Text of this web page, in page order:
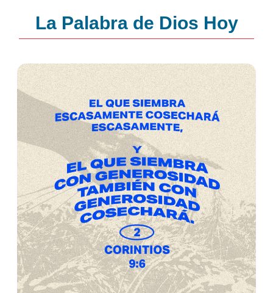
La Palabra de Dios Hoy